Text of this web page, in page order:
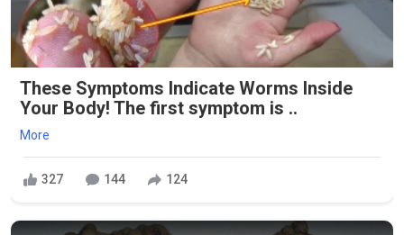
These Symptoms Indicate Worms Inside
Your Body! The first symptom is ..
More
327 144 124